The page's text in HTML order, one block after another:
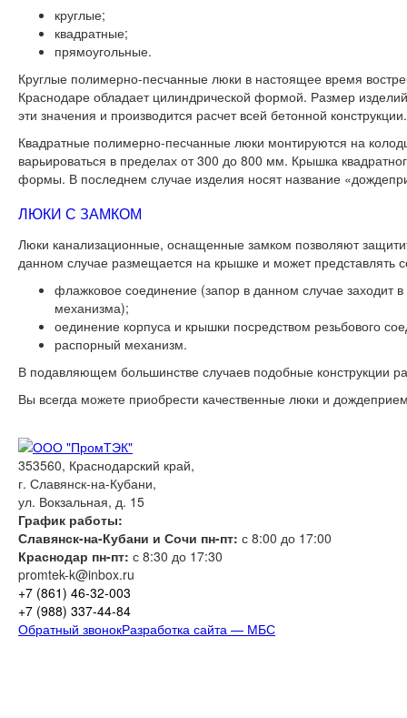
круглые;
квадратные;
прямоугольные.
Круглые полимерно-песчанные люки в настоящее время
Краснодаре обладает цилиндрической формой. Размер
эти значения и производится расчет всей бетонной конструкции.
Квадратные полимерно-песчанные люки монтируются на
варьироваться в пределах от 300 до 800 мм. Крышка
формы. В последнем случае изделия носят название
ЛЮКИ С ЗАМКОМ
Люки канализационные, оснащенные замком позволяют
данном случае размещается на крышке и может представлять
флажковое соединение (запор в данном случае заходит
механизма);
оединение корпуса и крышки посредством резьбового
распорный механизм.
В подавляющем большинстве случаев подобные конструкции
Вы всегда можете приобрести качественные люки и
353560, Краснодарский край,
г. Славянск-на-Кубани,
ул. Вокзальная, д. 15
График работы:
Славянск-на-Кубани и Сочи пн-пт: с 8:00 до 17:00
Краснодар пн-пт: с 8:30 до 17:30
promtek-k@inbox.ru
+7 (861) 46-32-003
+7 (988) 337-44-84
Обратный звонокРазработка сайта — МБС